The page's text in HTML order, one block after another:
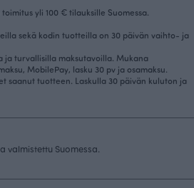
yli 100 € tilauksille Suomessa.
sekä kodin tuotteilla on 30 päivän vaihto- ja
ja turvallisilla maksutavoilla. Mukana
MobilePay, lasku 30 pv ja osamaksu.
saanut tuotteen. Laskulla 30 päivän kuluton ja
valmistettu Suomessa.